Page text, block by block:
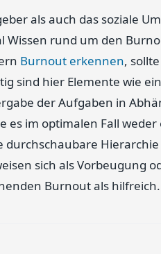
als auch das soziale
Wissen rund um den
Burnout erkennen,
sind hier Elemente wie
der Aufgaben in
es im optimalen Fall
sich als Vorbeugung
Burnout als hilfreich.